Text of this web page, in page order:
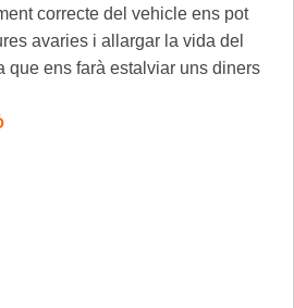
correcte del vehicle ens pot
avaries i allargar la vida del
que ens farà estalviar uns diners